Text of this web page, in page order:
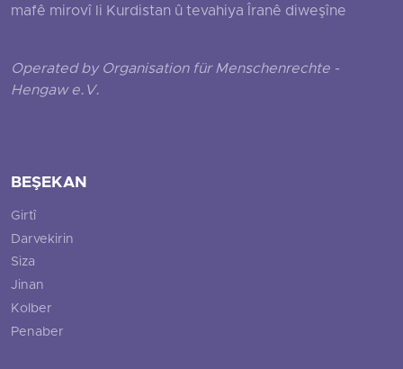
mafê mirovî li Kurdistan û tevahiya Îranê diweşîne
Operated by Organisation für Menschenrechte -
Hengaw e.V.
BEŞEKAN
Girtî
Darvekirin
Siza
Jinan
Kolber
Penaber